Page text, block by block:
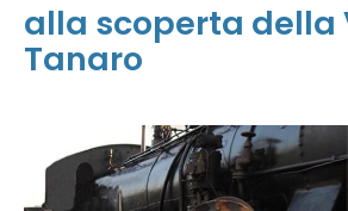
alla scoperta della
Tanaro